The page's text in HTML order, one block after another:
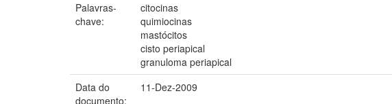
Palavras-
chave:
citocinas
quimiocinas
mastócitos
cisto periapical
granuloma periapical
Data do
documento:
11-Dez-2009